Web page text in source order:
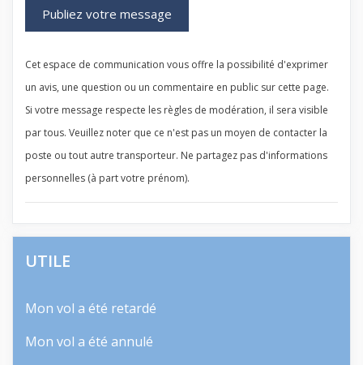
Cet espace de communication vous offre la possibilité d'exprimer
un avis, une question ou un commentaire en public sur cette page.
Si votre message respecte les règles de modération, il sera visible
par tous. Veuillez noter que ce n'est pas un moyen de contacter la
poste ou tout autre transporteur. Ne partagez pas d'informations
personnelles (à part votre prénom).
UTILE
Mon vol a été retardé
Mon vol a été annulé